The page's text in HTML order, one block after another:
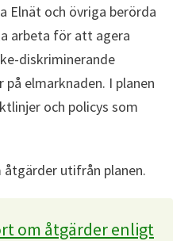
Elnät och övriga berörda
arbeta för att agera
diskriminerande
elmarknaden. I planen
och policys som
utifrån planen.
om åtgärder enligt